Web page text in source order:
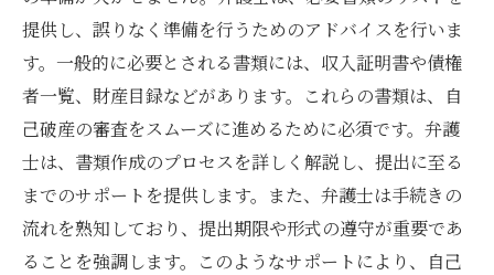
提供し、誤りなく準備を行うためのアドバイスを行いま
す。一般的に必要とされる書類には、収入証明書や債権
者一覧、財産目録などがあります。これらの書類は、自
己破産の審査をスムーズに進めるために必須です。弁護
士は、書類作成のプロセスを詳しく解説し、提出に至る
までのサポートを提供します。また、弁護士は手続きの
流れを熟知しており、提出期限や形式の遵守が重要であ
ることを強調します。このようなサポートにより、自己